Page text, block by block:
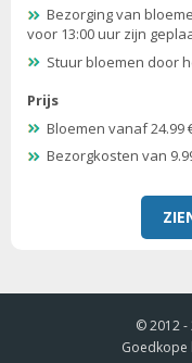
Bezorging van
voor 13:00 uur zijn
Stuur bloemen door
Prijs
Bloemen vanaf 24.99
Bezorgkosten van
© 2012 -
Goedkope